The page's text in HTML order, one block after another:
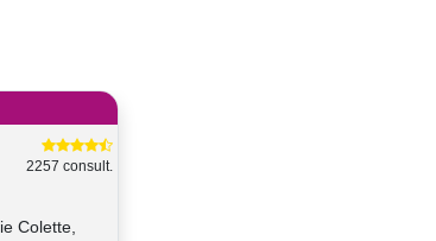
2257 consult.
Colette,